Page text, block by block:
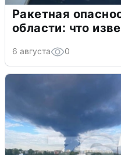
Ракетная
области: что
6 августа 0